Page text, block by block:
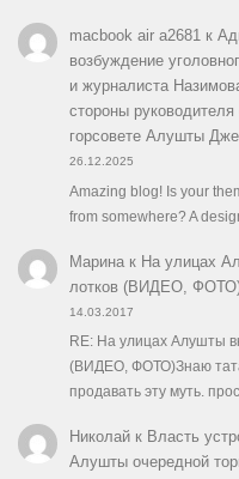
macbook air a2681к
возбуждение
и журналиста
стороны
горсовете Алушты
26.12.2025
Amazing blog! Is your
from somewhere? A
Маринак На улицах
лотков (ВИДЕО,
14.03.2017
RE: На улицах Алушты
(ВИДЕО, ФОТО)Знаю
продавать эту муть.
Николайк Власть
Алушты очередной